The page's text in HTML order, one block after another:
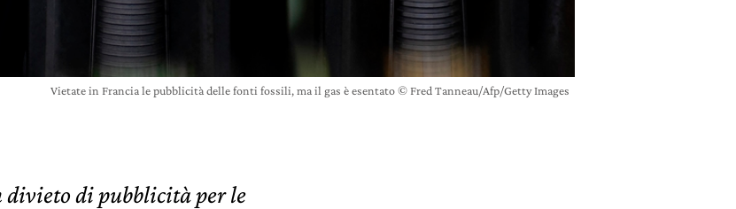
Vietate in Francia le pubblicità delle fonti fossili, ma il gas è esentato © Fred Tanneau/Afp/Getty Images
di pubblicità per le